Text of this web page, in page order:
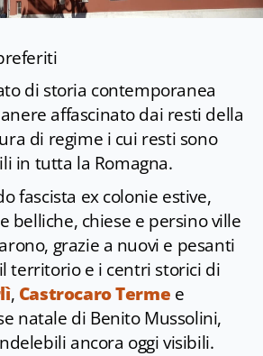
di storia contemporanea
affascinato dai resti della
di regime i cui resti sono
in tutta la Romagna.
fascista ex colonie estive,
belliche, chiese e persino ville
grazie a nuovi e pesanti
territorio e i centri storici di
, Castrocaro Terme e
natale di Benito Mussolini,
ancora oggi visibili.